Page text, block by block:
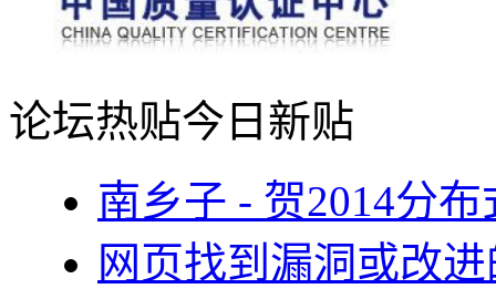
论坛热贴今日新贴
南乡子 - 贺2014分
网页找到漏洞或改